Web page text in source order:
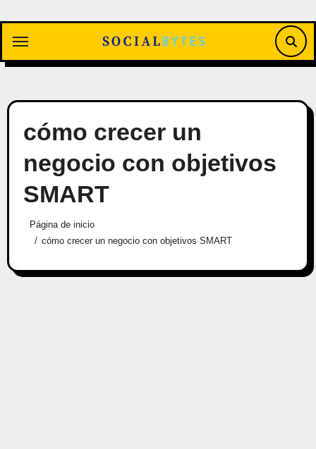
contenido
cómo crecer un
negocio con objetivos
SMART
Página de inicio
cómo crecer un negocio con objetivos SMART